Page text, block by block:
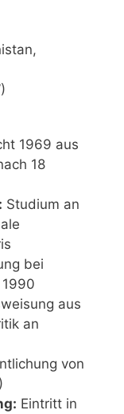
1969 aus
18
Studium an
bei
aus
an
von
Eintritt in